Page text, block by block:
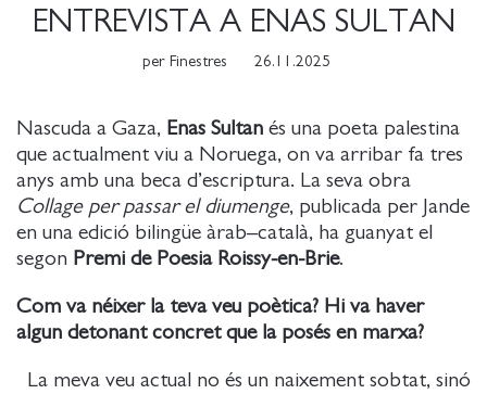
ENTREVISTA A ENAS SULTAN
per Finestres 26.11.2025
Nascuda a Gaza, Enas Sultan és una poeta palestina
que actualment viu a Noruega, on va arribar fa tres
anys amb una beca d’escriptura. La seva obra
Collage per passar el diumenge, publicada per Jande
en una edició bilingüe àrab–català, ha guanyat el
segon Premi de Poesia Roissy-en-Brie.
Com va néixer la teva veu poètica? Hi va haver
algun detonant concret que la posés en marxa?
La meva veu actual no és un naixement sobtat, sinó